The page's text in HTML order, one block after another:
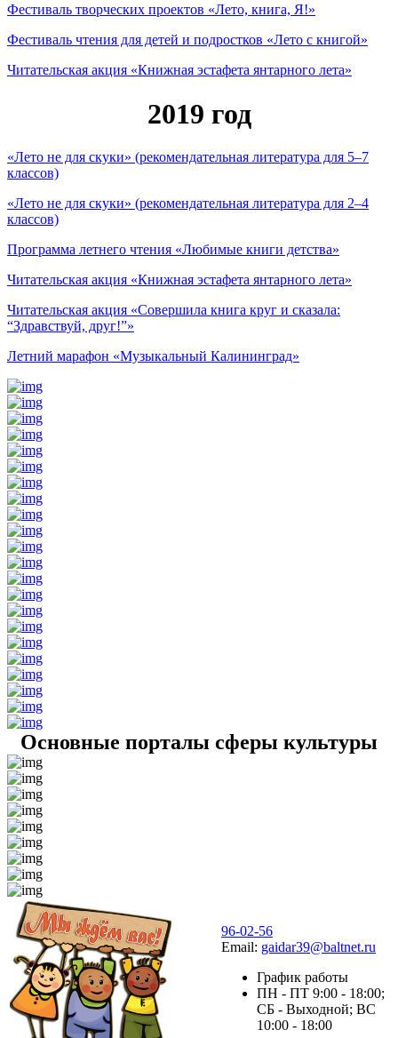
Фестиваль творческих проектов «Лето, книга, Я!»
Фестиваль чтения для детей и подростков «Лето с книгой»
Читательская акция «Книжная эстафета янтарного лета»
2019 год
«Лето не для скуки» (рекомендательная литература для 5–7
классов)
«Лето не для скуки» (рекомендательная литература для 2–4
классов)
Программа летнего чтения «Любимые книги детства»
Читательская акция «Книжная эстафета янтарного лета»
Читательская акция «Совершила книга круг и сказала:
“Здравствуй, друг!”»
Летний марафон «Музыкальный Калининград»
Основные порталы сферы культуры
96-02-56
Email: gaidar39@baltnet.ru
График работы
ПН - ПТ 9:00 - 18:00;
СБ - Выходной; ВС
10:00 - 18:00